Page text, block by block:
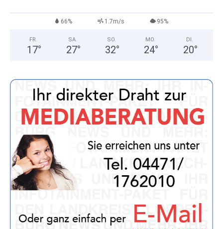
66% 1.7m/s 95%
FR.
17°
SA.
27°
SO.
32°
MO.
24°
DI.
20°